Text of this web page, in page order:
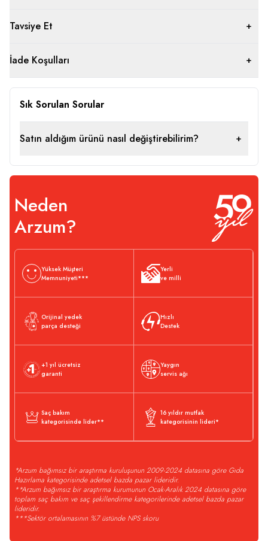
Tavsiye Et
İade Koşulları
Sık Sorulan Sorular
Satın aldığım ürünü nasıl değiştirebilirim?
Neden
Arzum?
Yüksek Müşteri
Memnuniyeti***
Yerli
ve milli
Orijinal yedek
parça desteği
Hızlı
Destek
+1 yıl ücretsiz
garanti
Yaygın
servis ağı
Saç bakım
kategorisinde lider**
16 yıldır mutfak
kategorisinin lideri*
*Arzum bağımsız bir araştırma kuruluşunun 2009-2024 datasına göre Gıda
Hazırlama kategorisinde adetsel bazda pazar lideridir.
**Arzum bağımsız bir araştırma kurumunun Ocak-Aralık 2024 datasına göre
toplam saç bakım ve saç şekillendirme kategorilerinde adetsel bazda pazar
lideridir.
***Sektör ortalamasının %7 üstünde NPS skoru